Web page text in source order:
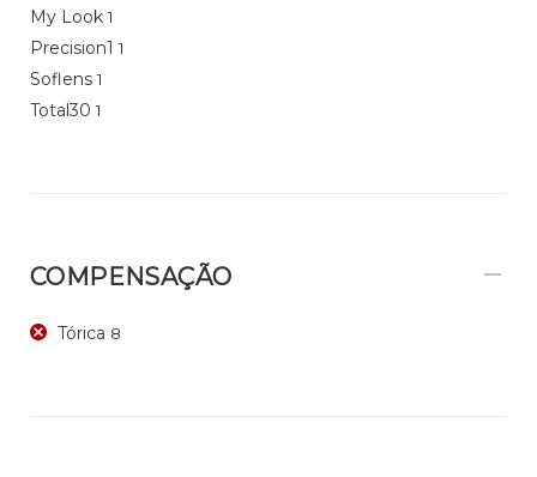
My Look 1
Precision1 1
Soflens 1
Total30 1
COMPENSAÇÃO
Tórica 8